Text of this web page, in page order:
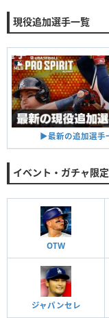
現役追加選手一覧
▶︎最新の追加選手
イベント・ガチャ限
OTW
ジャパンセレ